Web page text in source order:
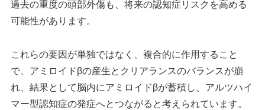
過去の重度の頭部外傷も、将来の認知症リスクを高める
可能性があります。
これらの要因が単独ではなく、複合的に作用すること
で、アミロイドβの産生とクリアランスのバランスが崩
れ、結果として脳内にアミロイドβが蓄積し、アルツハイ
マー型認知症の発症へとつながると考えられています。